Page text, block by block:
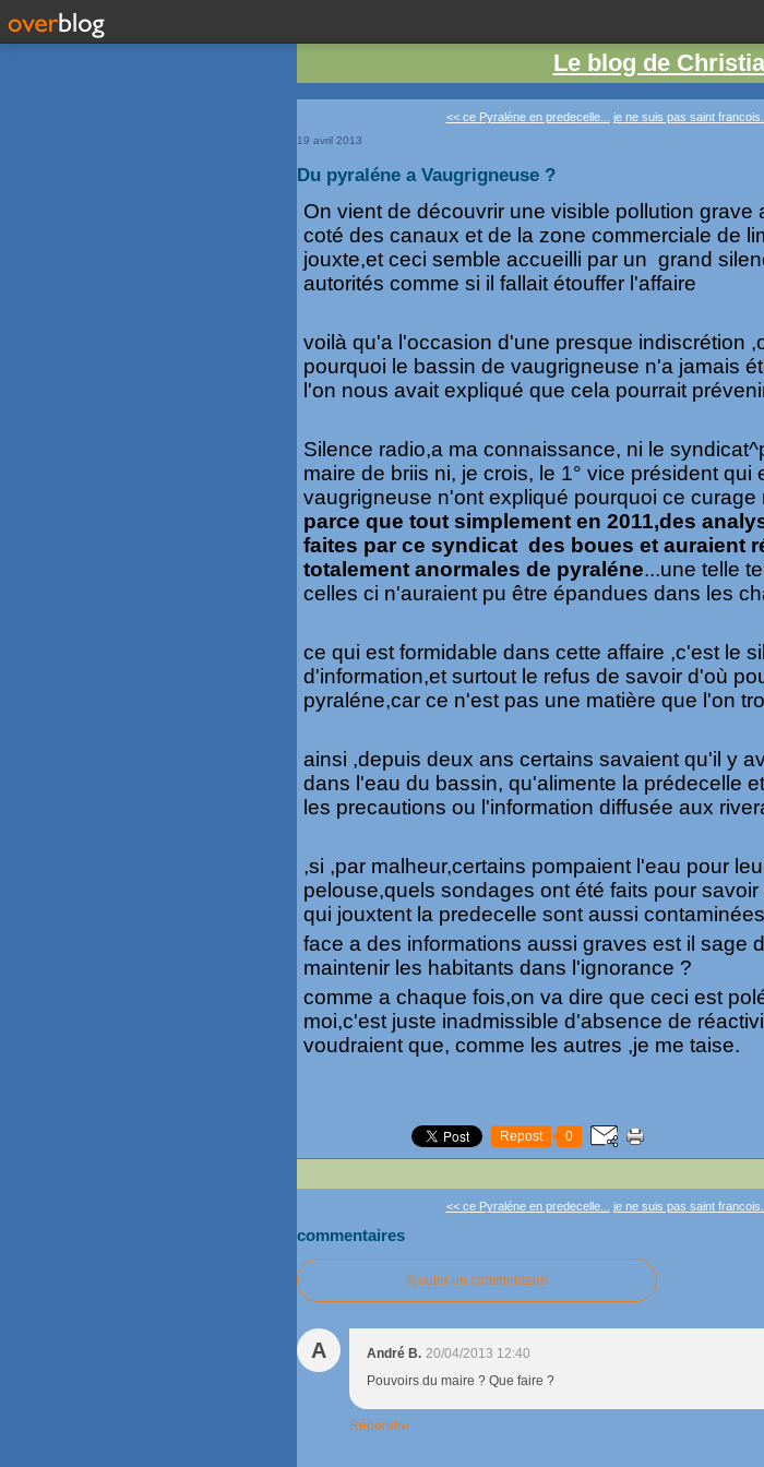
Le blog de
<< ce Pyraléne en predecelle... je ne suis pas saint
19 avril 2013
Du pyraléne a Vaugrigneuse ?
On vient de découvrir une visible pollution grave
coté des canaux et de la zone commerciale de
jouxte,et ceci semble accueilli par un grand
autorités comme si il fallait étouffer l'affaire
voilà qu'a l'occasion d'une presque indiscrétion
pourquoi le bassin de vaugrigneuse n'a jamais
l'on nous avait expliqué que cela pourrait
Silence radio,a ma connaissance, ni le
maire de briis ni, je crois, le 1° vice président qui
vaugrigneuse n'ont expliqué pourquoi ce
parce que tout simplement en 2011,des
faites par ce syndicat des boues et auraient
totalement anormales de pyraléne...une telle
celles ci n'auraient pu être épandues dans les
ce qui est formidable dans cette affaire ,c'est le
d'information,et surtout le refus de savoir d'où
pyraléne,car ce n'est pas une matière que l'on
ainsi ,depuis deux ans certains savaient qu'il y
dans l'eau du bassin, qu'alimente la prédecelle
les precautions ou l'information diffusée aux
,si ,par malheur,certains pompaient l'eau pour
pelouse,quels sondages ont été faits pour
qui jouxtent la predecelle sont aussi
face a des informations aussi graves est il sage
maintenir les habitants dans l'ignorance ?
comme a chaque fois,on va dire que ceci est
moi,c'est juste inadmissible d'absence de
voudraient que, comme les autres ,je me taise.
Repost 0
<< ce Pyraléne en predecelle... je ne suis pas saint
commentaires
Ajouter un commentaire
A André B. 20/04/2013 12:40
Pouvoirs du maire ? Que faire ?
Répondre